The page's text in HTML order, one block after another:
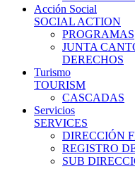
Acción Social
SOCIAL ACTION
PROGRAMAS
JUNTA
DERECHOS
Turismo
TOURISM
CASCADAS
Servicios
SERVICES
DIRECCIÓN
REGISTRO
SUB